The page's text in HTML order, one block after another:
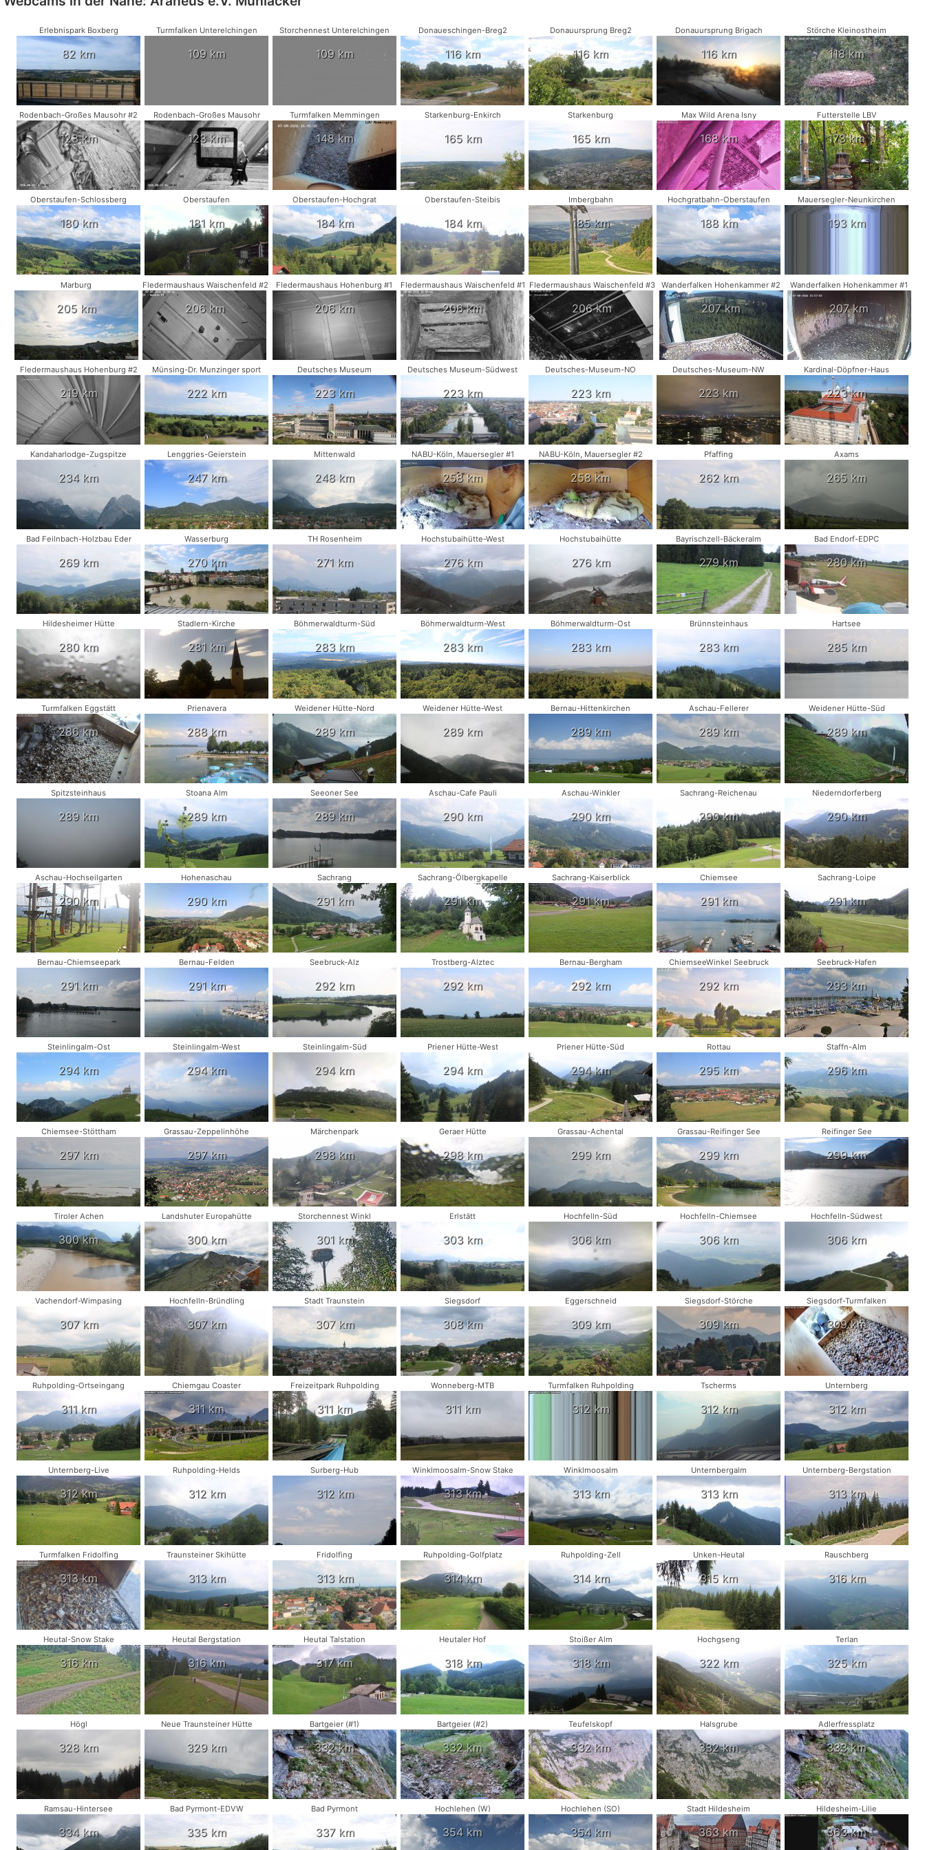
Erlebnispark Boxberg
82 km
Turmfalken Unterelchingen
109 km
Storchennest Unterelchingen
109 km
Donaueschingen-Breg2
116 km
Donauursprung Breg2
116 km
Donauursprung Brigach
116 km
Störche Kleinostheim
118 km
Rodenbach-Großes Mausohr #2
123 km
Rodenbach-Großes Mausohr
123 km
Turmfalken Memmingen
148 km
Starkenburg-Enkirch
165 km
Starkenburg
165 km
Max Wild Arena Isny
168 km
Futterstelle LBV
173 km
Oberstaufen-Schlossberg
180 km
Oberstaufen
181 km
Oberstaufen-Hochgrat
184 km
Oberstaufen-Steibis
184 km
Imbergbahn
185 km
Hochgratbahn-Oberstaufen
188 km
Mauersegler-Neunkirchen
193 km
Marburg
205 km
Fledermaushaus Waischenfeld #2
206 km
Fledermaushaus Hohenburg #1
206 km
Fledermaushaus Waischenfeld #1
206 km
Fledermaushaus Waischenfeld #3
206 km
Wanderfalken Hohenkammer #2
207 km
Wanderfalken Hohenkammer #1
207 km
Fledermaushaus Hohenburg #2
219 km
Münsing-Dr. Munzinger sport
222 km
Deutsches Museum
223 km
Deutsches Museum-Südwest
223 km
Deutsches-Museum-NO
223 km
Deutsches-Museum-NW
223 km
Kardinal-Döpfner-Haus
223 km
Kandaharlodge-Zugspitze
234 km
Lenggries-Geierstein
247 km
Mittenwald
248 km
NABU-Köln, Mauersegler #1
258 km
NABU-Köln, Mauersegler #2
258 km
Pfaffing
262 km
Axams
265 km
Bad Feilnbach-Holzbau Eder
269 km
Wasserburg
270 km
TH Rosenheim
271 km
Hochstubaihütte-West
276 km
Hochstubaihütte
276 km
Bayrischzell-Bäckeralm
279 km
Bad Endorf-EDPC
280 km
Hildesheimer Hütte
280 km
Stadlern-Kirche
281 km
Böhmerwaldturm-Süd
283 km
Böhmerwaldturm-West
283 km
Böhmerwaldturm-Ost
283 km
Brünnsteinhaus
283 km
Hartsee
285 km
Turmfalken Eggstätt
286 km
Prienavera
288 km
Weidener Hütte-Nord
289 km
Weidener Hütte-West
289 km
Bernau-Hittenkirchen
289 km
Aschau-Fellerer
289 km
Weidener Hütte-Süd
289 km
Spitzsteinhaus
289 km
Stoana Alm
289 km
Seeoner See
289 km
Aschau-Cafe Pauli
290 km
Aschau-Winkler
290 km
Sachrang-Reichenau
290 km
Niederndorferberg
290 km
Aschau-Hochseilgarten
290 km
Hohenaschau
290 km
Sachrang
291 km
Sachrang-Ölbergkapelle
291 km
Sachrang-Kaiserblick
291 km
Chiemsee
291 km
Sachrang-Loipe
291 km
Bernau-Chiemseepark
291 km
Bernau-Felden
291 km
Seebruck-Alz
292 km
Trostberg-Alztec
292 km
Bernau-Bergham
292 km
ChiemseeWinkel Seebruck
292 km
Seebruck-Hafen
293 km
Steinlingalm-Ost
294 km
Steinlingalm-West
294 km
Steinlingalm-Süd
294 km
Priener Hütte-West
294 km
Priener Hütte-Süd
294 km
Rottau
295 km
Staffn-Alm
296 km
Chiemsee-Stöttham
297 km
Grassau-Zeppelinhöhe
297 km
Märchenpark
298 km
Geraer Hütte
298 km
Grassau-Achental
299 km
Grassau-Reifinger See
299 km
Reifinger See
299 km
Tiroler Achen
300 km
Landshuter Europahütte
300 km
Storchennest Winkl
301 km
Erlstätt
303 km
Hochfelln-Süd
306 km
Hochfelln-Chiemsee
306 km
Hochfelln-Südwest
306 km
Vachendorf-Wimpasing
307 km
Hochfelln-Bründling
307 km
Stadt Traunstein
307 km
Siegsdorf
308 km
Eggerschneid
309 km
Siegsdorf-Störche
309 km
Siegsdorf-Turmfalken
309 km
Ruhpolding-Ortseingang
311 km
Chiemgau Coaster
311 km
Freizeitpark Ruhpolding
311 km
Wonneberg-MTB
311 km
Turmfalken Ruhpolding
312 km
Tscherms
312 km
Unternberg
312 km
Unternberg-Live
312 km
Ruhpolding-Helds
312 km
Surberg-Hub
312 km
Winklmoosalm-Snow Stake
313 km
Winklmoosalm
313 km
Unternbergalm
313 km
Unternberg-Bergstation
313 km
Turmfalken Fridolfing
313 km
Traunsteiner Skihütte
313 km
Fridolfing
313 km
Ruhpolding-Golfplatz
314 km
Ruhpolding-Zell
314 km
Unken-Heutal
315 km
Rauschberg
316 km
Heutal-Snow Stake
316 km
Heutal Bergstation
316 km
Heutal Talstation
317 km
Heutaler Hof
318 km
Stoißer Alm
318 km
Hochgseng
322 km
Terlan
325 km
Högl
328 km
Neue Traunsteiner Hütte
329 km
Bartgeier (#1)
332 km
Bartgeier (#2)
332 km
Teufelskopf
332 km
Halsgrube
332 km
Adlerfressplatz
333 km
Ramsau-Hintersee
334 km
Bad Pyrmont-EDVW
335 km
Bad Pyrmont
337 km
Hochlehen (W)
354 km
Hochlehen (SO)
354 km
Stadt Hildesheim
363 km
Hildesheim-Lilie
363 km